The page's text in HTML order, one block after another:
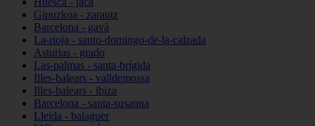
Gipuzkoa - zarautz
Barcelona - gavà
La-rioja - santo-domingo-de-la-calzada
Asturias - grado
Las-palmas - santa-brígida
Illes-balears - valldemossa
Illes-balears - ibiza
Barcelona - santa-susanna
Lleida - balaguer